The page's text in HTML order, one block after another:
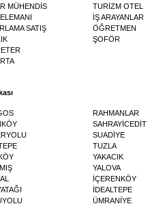
MÜHENDİS
SATIŞ
TURİZM OTEL
İŞ ARAYANLAR
ÖĞRETMEN
ŞOFÖR
RAHMANLAR
SAHRAYİCEDİT
SUADİYE
TUZLA
YAKACIK
YALOVA
İÇERENKÖY
İDEALTEPE
ÜMRANİYE